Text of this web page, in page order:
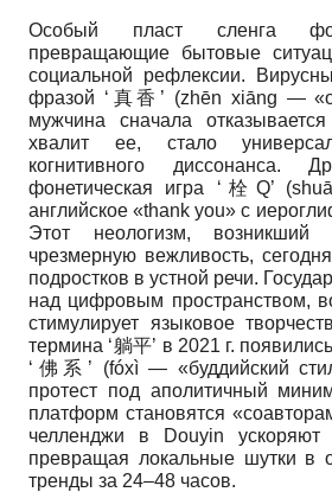
Особый пласт сленга
превращающие бытовые
социальной рефлексии.
фразой ‘真香’ (zhēn xiāng —
мужчина сначала
хвалит ее, стало
когнитивного диссонанса.
фонетическая игра ‘栓Q’
английское «thank you» с
Этот неологизм,
чрезмерную вежливость,
подростков в устной речи.
над цифровым пространством,
стимулирует языковое
термина ‘躺平’ в 2021 г.
‘佛系’ (fóxì — «буддийский
протест под аполитичный
платформ становятся
челленджи в Douyin
превращая локальные шутки в
тренды за 24–48 часов.